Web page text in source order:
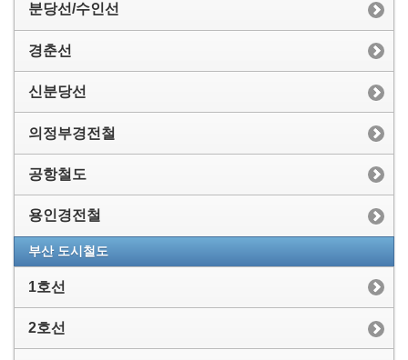
분당선/수인선
경춘선
신분당선
의정부경전철
공항철도
용인경전철
부산 도시철도
1호선
2호선